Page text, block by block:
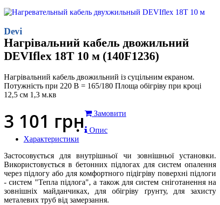
Devi
Нагрівальний кабель двожильний
DEVIflex 18T 10 м (140F1236)
Нагрівальний кабель двожильний із суцільним екраном.
Потужність при 220 В = 165/180 Площа обігріву при кроці
12,5 см 1,3 м.кв
3 101 грн
Замовити
Опис
Характеристики
Застосовується для внутрішньої чи зовнішньої установки.
Використовується в бетонних підлогах для систем опалення
через підлогу або для комфортного підігріву поверхні підлоги
- систем "Тепла підлога", а також для систем сніготанення на
зовнішніх майданчиках, для обігріву ґрунту, для захисту
металевих труб від замерзання.